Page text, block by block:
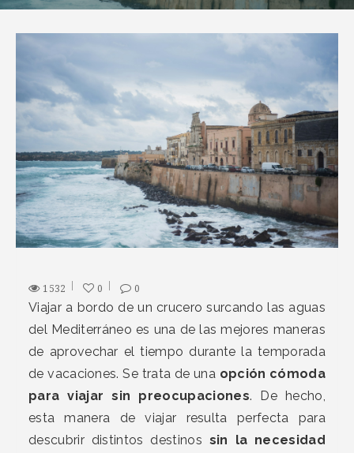
1532 0 0
Viajar a bordo de un crucero surcando las aguas
del Mediterráneo es una de las mejores maneras
de aprovechar el tiempo durante la temporada
de vacaciones. Se trata de una opción cómoda
para viajar sin preocupaciones. De hecho,
esta manera de viajar resulta perfecta para
descubrir distintos destinos sin la necesidad